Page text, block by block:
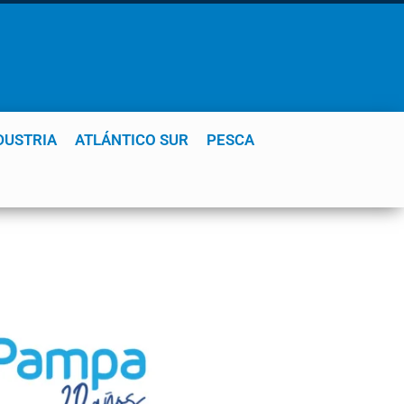
ATLÁNTICO SUR PESCA